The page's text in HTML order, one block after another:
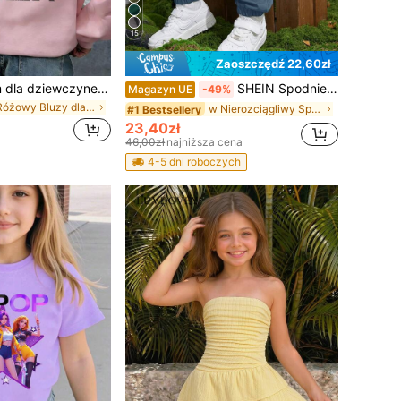
Bluza z kapturem dla dziewczynek w wieku tween z zabawnym nadrukiem, ciepła i wygodna, z podszewką termiczną, na jesień/zimę
w Różowy Bluzy dla nastolatek
15
Zaoszczędź 22,60zł
Magazyn UE -49% SHEIN Spodnie dresowe dla chłopców Tween, luźne, z nadrukiem graficznym, kieszeniami i kieszeniami, odpowiednie do dojazdów do pracy, szkoły, codziennego użytku, podróży, sportu, wiosny, lata, jesieni i zimy
#1 Bestsellery w Nierozciągliwy Spodnie dla chłopców w wieku nast
23,40zł
46,00złnajniższa cena
4-5 dni roboczych